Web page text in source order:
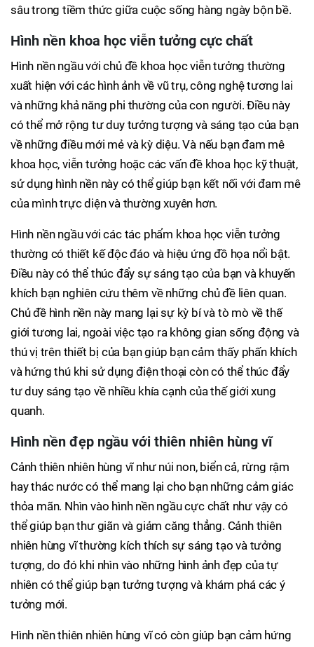
sâu trong tiềm thức giữa cuộc sống hàng ngày bộn bề.
Hình nền khoa học viễn tưởng cực chất
Hình nền ngầu với chủ đề khoa học viễn tưởng thường
xuất hiện với các hình ảnh về vũ trụ, công nghệ tương lai
và những khả năng phi thường của con người. Điều này
có thể mở rộng tư duy tưởng tượng và sáng tạo của bạn
về những điều mới mẻ và kỳ diệu. Và nếu bạn đam mê
khoa học, viễn tưởng hoặc các vấn đề khoa học kỹ thuật,
sử dụng hình nền này có thể giúp bạn kết nối với đam mê
của mình trực diện và thường xuyên hơn.
Hình nền ngầu với các tác phẩm khoa học viễn tưởng
thường có thiết kế độc đáo và hiệu ứng đồ họa nổi bật.
Điều này có thể thúc đẩy sự sáng tạo của bạn và khuyến
khích bạn nghiên cứu thêm về những chủ đề liên quan.
Chủ đề hình nền này mang lại sự kỳ bí và tò mò về thế
giới tương lai, ngoài việc tạo ra không gian sống động và
thú vị trên thiết bị của bạn giúp bạn cảm thấy phấn khích
và hứng thú khi sử dụng điện thoại còn có thể thúc đẩy
tư duy sáng tạo về nhiều khía cạnh của thế giới xung
quanh.
Hình nền đẹp ngầu với thiên nhiên hùng vĩ
Cảnh thiên nhiên hùng vĩ như núi non, biển cả, rừng rậm
hay thác nước có thể mang lại cho bạn những cảm giác
thỏa mãn. Nhìn vào hình nền ngầu cực chất như vậy có
thể giúp bạn thư giãn và giảm căng thẳng. Cảnh thiên
nhiên hùng vĩ thường kích thích sự sáng tạo và tưởng
tượng, do đó khi nhìn vào những hình ảnh đẹp của tự
nhiên có thể giúp bạn tưởng tượng và khám phá các ý
tưởng mới.
Hình nền thiên nhiên hùng vĩ có còn giúp bạn cảm hứng